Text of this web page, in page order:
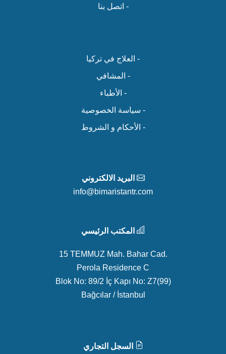
- اتصل بنا
- العلاج في تركيا
- المشافي
- الأطباء
- سياسة الخصوصية
- الأحكام و الشروط
البريد الالكتروني
info@bimaristantr.com
المكتب الرئيسي
15 TEMMUZ Mah. Bahar Cad.
Perola Residence C
Blok No: 89/2 İç Kapı No: Z7(99)
Bağcılar / İstanbul
السجل التجاري